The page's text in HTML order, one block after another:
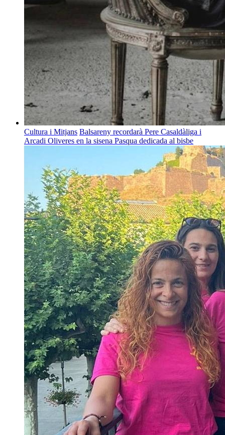
Cultura i Mitjans Balsareny recordarà Pere Casaldàliga i
Arcadi Oliveres en la sisena Pasqua dedicada al bisbe